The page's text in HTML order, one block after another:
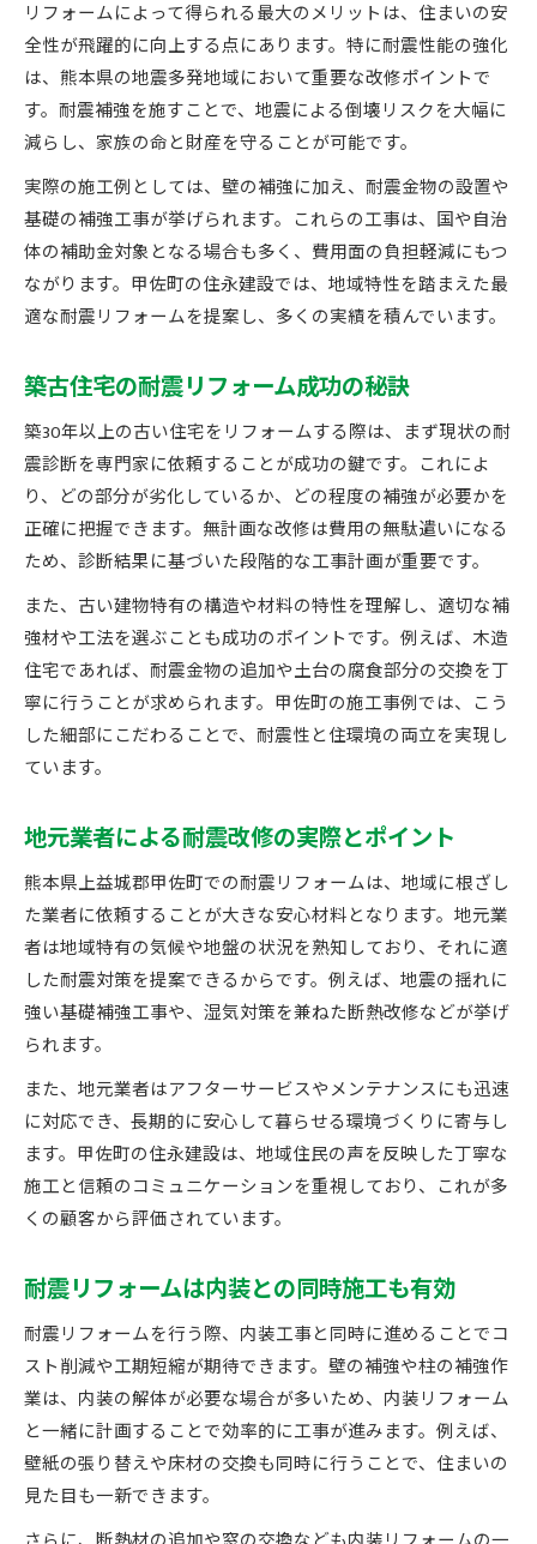
リフォームによって得られる最大のメリットは、住まいの安
全性が飛躍的に向上する点にあります。特に耐震性能の強化
は、熊本県の地震多発地域において重要な改修ポイントで
す。耐震補強を施すことで、地震による倒壊リスクを大幅に
減らし、家族の命と財産を守ることが可能です。
実際の施工例としては、壁の補強に加え、耐震金物の設置や
基礎の補強工事が挙げられます。これらの工事は、国や自治
体の補助金対象となる場合も多く、費用面の負担軽減にもつ
ながります。甲佐町の住永建設では、地域特性を踏まえた最
適な耐震リフォームを提案し、多くの実績を積んでいます。
築古住宅の耐震リフォーム成功の秘訣
築30年以上の古い住宅をリフォームする際は、まず現状の耐
震診断を専門家に依頼することが成功の鍵です。これによ
り、どの部分が劣化しているか、どの程度の補強が必要かを
正確に把握できます。無計画な改修は費用の無駄遣いになる
ため、診断結果に基づいた段階的な工事計画が重要です。
また、古い建物特有の構造や材料の特性を理解し、適切な補
強材や工法を選ぶことも成功のポイントです。例えば、木造
住宅であれば、耐震金物の追加や土台の腐食部分の交換を丁
寧に行うことが求められます。甲佐町の施工事例では、こう
した細部にこだわることで、耐震性と住環境の両立を実現し
ています。
地元業者による耐震改修の実際とポイント
熊本県上益城郡甲佐町での耐震リフォームは、地域に根ざし
た業者に依頼することが大きな安心材料となります。地元業
者は地域特有の気候や地盤の状況を熟知しており、それに適
した耐震対策を提案できるからです。例えば、地震の揺れに
強い基礎補強工事や、湿気対策を兼ねた断熱改修などが挙げ
られます。
また、地元業者はアフターサービスやメンテナンスにも迅速
に対応でき、長期的に安心して暮らせる環境づくりに寄与し
ます。甲佐町の住永建設は、地域住民の声を反映した丁寧な
施工と信頼のコミュニケーションを重視しており、これが多
くの顧客から評価されています。
耐震リフォームは内装との同時施工も有効
耐震リフォームを行う際、内装工事と同時に進めることでコ
スト削減や工期短縮が期待できます。壁の補強や柱の補強作
業は、内装の解体が必要な場合が多いため、内装リフォーム
と一緒に計画することで効率的に工事が進みます。例えば、
壁紙の張り替えや床材の交換も同時に行うことで、住まいの
見た目も一新できます。